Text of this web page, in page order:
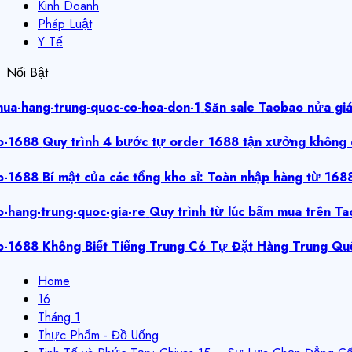
Kinh Doanh
Pháp Luật
Y Tế
Nổi Bật
Săn sale Taobao nửa
Quy trình 4 bước tự order 1688 tận xưởng không
Bí mật của các tổng kho sỉ: Toàn nhập hàng từ
Quy trình từ lúc bấm mua trên
Không Biết Tiếng Trung Có Tự Đặt Hàng Trung
Home
16
Tháng 1
Thực Phẩm - Đồ Uống